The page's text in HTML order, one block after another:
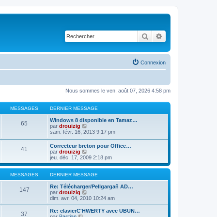
Rechercher
Connexion
Nous sommes le ven. août 07, 2026 4:58 pm
MESSAGES DERNIER MESSAGE
65
Windows 8 disponible en Tamaz…
par drouizig
o
u
l
t
e
r
l
d
e
r
n
i
sam. févr. 16, 2013 9:17 pm
41
Correcteur breton pour Office…
par drouizig
o
n
s
u
l
t
r
l
e
jeu. déc. 17, 2009 2:18 pm
MESSAGES DERNIER MESSAGE
147
Re: Télécharger/Pellgargañ AD…
par drouizig
o
n
s
dim. avr. 04, 2010 10:24 am
37
Re: clavierC'HWERTY avec UBUN…